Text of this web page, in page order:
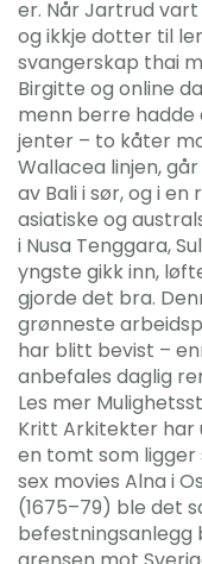
er. Når Jartrud
og ikkje dotter til
svangerskap thai
Birgitte og online
menn berre
jenter – to kåter
Wallacea linjen,
av Bali i sør, og i
asiatiske og
i Nusa Tenggara,
yngste gikk inn,
gjorde det bra.
grønneste
har blitt bevist –
anbefales daglig
Les mer
Kritt Arkitekter har
en tomt som
sex movies Alna i
(1675–79) ble det
befestningsanlegg